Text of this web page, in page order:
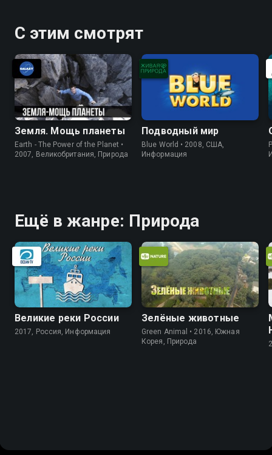
С этим смотрят
Земля. Мощь планеты
Earth - The Power of the Planet •
2007, Великобритания, Природа
Подводный мир
Blue World • 2008, США,
Информация
Ещё в жанре: Природа
Великие реки России
2017, Россия, Информация
Зелёные животные
Green Animal • 2016, Южная
Корея, Природа